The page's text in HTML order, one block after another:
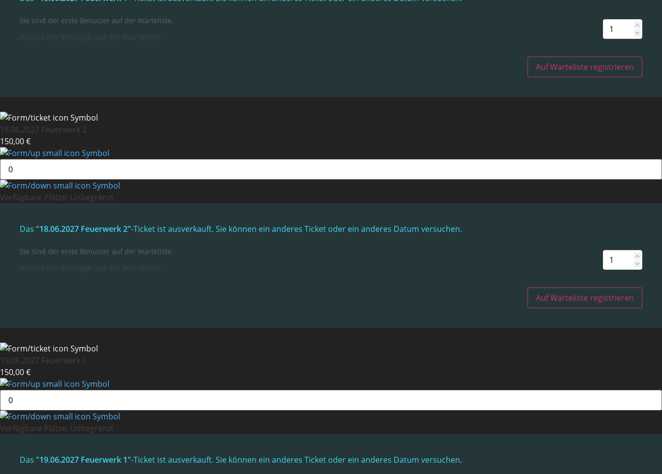
Sie sind der erste Benutzer auf der Warteliste.
Anzahl der Einträge auf der Warteliste:
Auf Warteliste registrieren
18.06.2027 Feuerwerk 2
150,00 €
Verfügbare Plätze: Unbegrenzt
Das "18.06.2027 Feuerwerk 2"-Ticket ist ausverkauft. Sie können ein anderes Ticket oder ein anderes Datum versuchen.
Sie sind der erste Benutzer auf der Warteliste.
Anzahl der Einträge auf der Warteliste:
Auf Warteliste registrieren
19.06.2027 Feuerwerk 1
150,00 €
Verfügbare Plätze: Unbegrenzt
Das "19.06.2027 Feuerwerk 1"-Ticket ist ausverkauft. Sie können ein anderes Ticket oder ein anderes Datum versuchen.